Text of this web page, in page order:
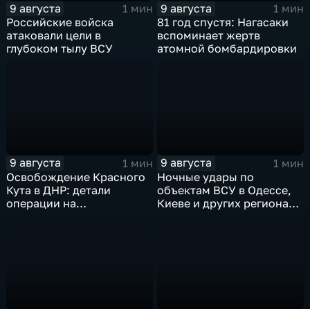
9 августа
1 мин
Российские войска
атаковали цели в
глубоком тылу ВСУ
9 августа
1 мин
81 год спустя: Нагасаки
вспоминает жертв
атомной бомбардировки
9 августа
1 мин
Освобождение Красного
Кута в ДНР: детали
операции на
9 августа
1 мин
Ночные удары по
объектам ВСУ в Одессе,
Киеве и других регионах